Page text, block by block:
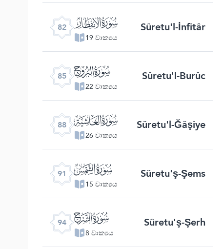
82 ﯿ
19 වාක්‍යය
Sûretu'l-İnfitâr
85 ﰂ
22 වාක්‍යය
Sûretu'l-Burûc
88 ﰅ
26 වාක්‍යය
Sûretu'l-Ğâşiye
91 ﰈ
15 වාක්‍යය
Sûretu'ş-Şems
94 ﰋ
8 වාක්‍යය
Sûretu'ş-Şerh